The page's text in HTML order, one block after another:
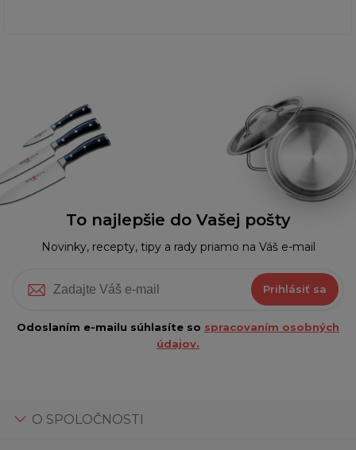
To najlepšie do Vašej pošty
Novinky, recepty, tipy a rady priamo na Váš e-mail
Prihlásiť sa
Odoslaním e-mailu súhlasíte so spracovaním osobných
údajov.
O SPOLOČNOSTI